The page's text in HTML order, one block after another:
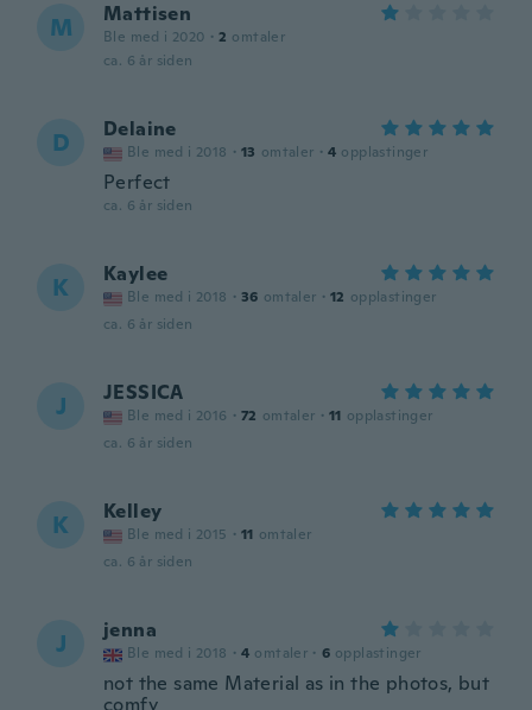
M Mattisen
Ble med i 2020 · 2 omtaler
ca. 6 år siden
D Delaine
Ble med i 2018 · 13 omtaler · 4 opplastinger
Perfect
ca. 6 år siden
K Kaylee
Ble med i 2018 · 36 omtaler · 12 opplastinger
ca. 6 år siden
J JESSICA
Ble med i 2016 · 72 omtaler · 11 opplastinger
ca. 6 år siden
K Kelley
Ble med i 2015 · 11 omtaler
ca. 6 år siden
J jenna
Ble med i 2018 · 4 omtaler · 6 opplastinger
not the same Material as in the photos, but
comfy